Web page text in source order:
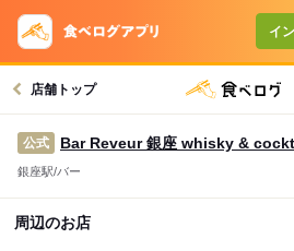
イ
店舗トップ
公式 Bar Reveur 銀座 whisky &
銀座駅/バー
周辺のお店